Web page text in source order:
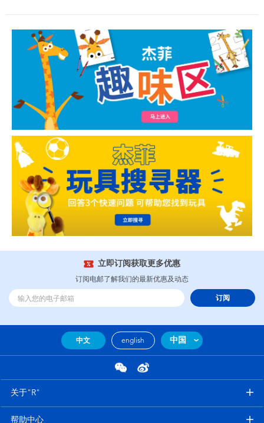
立即订阅获取更多优惠
订阅电邮了解我们的最新优惠及动态
订阅
中文 english 中国
关于"R"
帮助中心